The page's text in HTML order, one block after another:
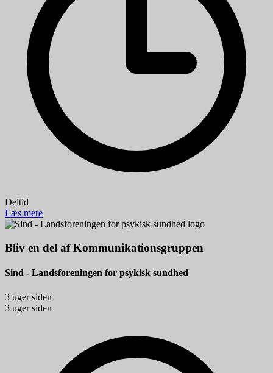
Deltid
Læs mere
Bliv en del af Kommunikationsgruppen
Sind - Landsforeningen for psykisk sundhed
3 uger siden
3 uger siden